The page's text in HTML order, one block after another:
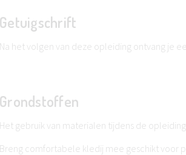
Getuigschrift
Na het volgen van deze opleiding ontvang je
Grondstoffen
Het gebruik van materialen tijdens de
Breng comfortabele kledij mee geschikt voor